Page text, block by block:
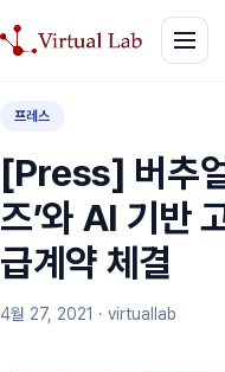
프레스
[Press] 버추
즈’와 AI 기반
급계약 체결
4월 27, 2021 · virtuallab